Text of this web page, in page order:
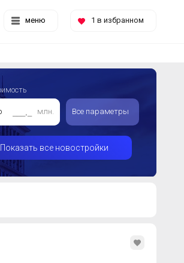
меню 1 в избранном
млн. Все параметры
Показать все новостройки